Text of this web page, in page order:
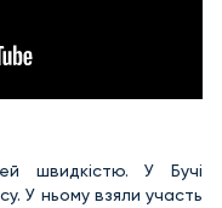
швидкістю. У Бучі
У ньому взяли участь